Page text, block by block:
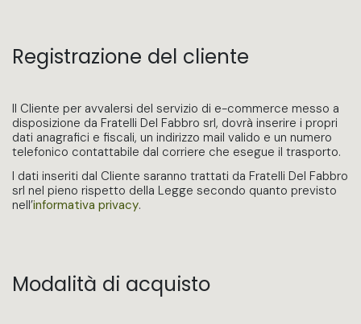
Registrazione del cliente
Il Cliente per avvalersi del servizio di e-commerce messo a
disposizione da Fratelli Del Fabbro srl, dovrà inserire i propri
dati anagrafici e fiscali, un indirizzo mail valido e un numero
telefonico contattabile dal corriere che esegue il trasporto.
I dati inseriti dal Cliente saranno trattati da Fratelli Del Fabbro
srl nel pieno rispetto della Legge secondo quanto previsto
nell’informativa privacy.
Modalità di acquisto